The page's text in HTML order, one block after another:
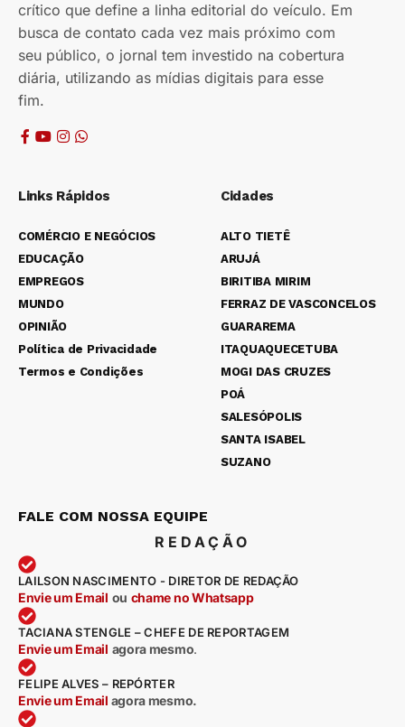
crítico que define a linha editorial do veículo. Em
busca de contato cada vez mais próximo com
seu público, o jornal tem investido na cobertura
diária, utilizando as mídias digitais para esse
fim.
Links Rápidos
COMÉRCIO E NEGÓCIOS
EDUCAÇÃO
EMPREGOS
MUNDO
OPINIÃO
Política de Privacidade
Termos e Condições
Cidades
ALTO TIETÊ
ARUJÁ
BIRITIBA MIRIM
FERRAZ DE VASCONCELOS
GUARAREMA
ITAQUAQUECETUBA
MOGI DAS CRUZES
POÁ
SALESÓPOLIS
SANTA ISABEL
SUZANO
FALE COM NOSSA EQUIPE
REDAÇÃO
LAILSON NASCIMENTO - DIRETOR DE REDAÇÃO
Envie um Email ou chame no Whatsapp
TACIANA STENGLE – CHEFE DE REPORTAGEM
Envie um Email agora mesmo.
FELIPE ALVES – REPÓRTER
Envie um Email agora mesmo.